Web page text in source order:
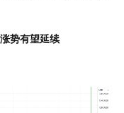
势有望延续